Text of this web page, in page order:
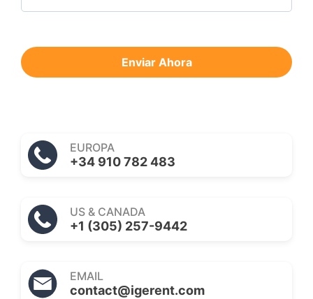
Enviar Ahora
EUROPA
+34 910 782 483
US & CANADA
+1 (305) 257-9442
EMAIL
contact@igerent.com